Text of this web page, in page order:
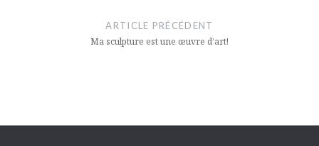
ARTICLE PRÉCÉDENT
Ma sculpture est une œuvre d’art!